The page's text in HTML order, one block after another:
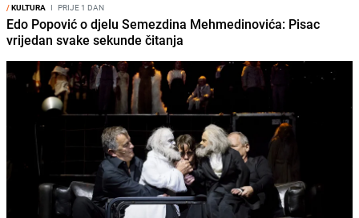
/KULTURA I PRIJE 1 DAN
Edo Popović o djelu Semezdina Mehmedinovića: Pisac
vrijedan svake sekunde čitanja